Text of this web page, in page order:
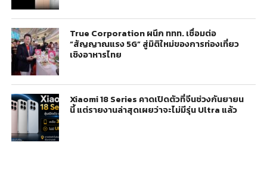
True Corporation ผนึก ททท. เชื่อมต่อ
“สัญญาณแรง 5G” สู่มิติใหม่ของการท่องเที่ยว
เชิงอาหารไทย
Xiaomi 18 Series คาดเปิดตัวที่จีนช่วงกันยายน
นี้ แต่รายงานล่าสุดเผยว่าจะไม่มีรุ่น Ultra แล้ว